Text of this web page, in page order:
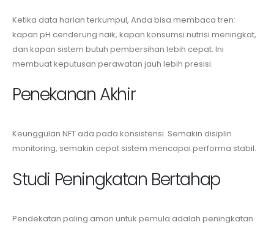
Ketika data harian terkumpul, Anda bisa membaca tren:
kapan pH cenderung naik, kapan konsumsi nutrisi meningkat,
dan kapan sistem butuh pembersihan lebih cepat. Ini
membuat keputusan perawatan jauh lebih presisi.
Penekanan Akhir
Keunggulan NFT ada pada konsistensi. Semakin disiplin
monitoring, semakin cepat sistem mencapai performa stabil.
Studi Peningkatan Bertahap
Pendekatan paling aman untuk pemula adalah peningkatan